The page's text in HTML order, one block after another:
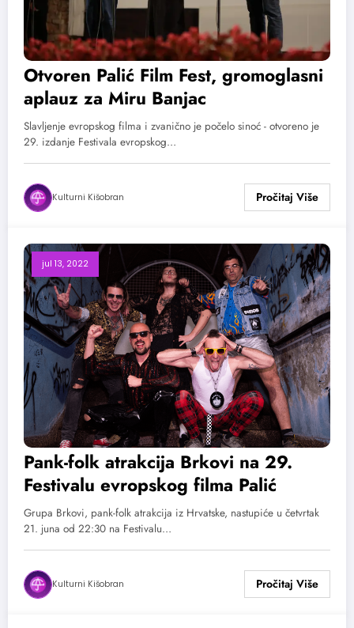
Otvoren Palić Film Fest, gromoglasni
aplauz za Miru Banjac
Slavljenje evropskog filma i zvanično je počelo sinoć - otvoreno je
29. izdanje Festivala evropskog…
Kulturni Kišobran
jul 13, 2022
Pank-folk atrakcija Brkovi na 29.
Festivalu evropskog filma Palić
Grupa Brkovi, pank-folk atrakcija iz Hrvatske, nastupiće u četvrtak
21. juna od 22:30 na Festivalu…
Kulturni Kišobran